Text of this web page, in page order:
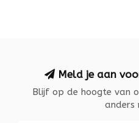
Meld je aan
Blijf op de hoogte van
anders